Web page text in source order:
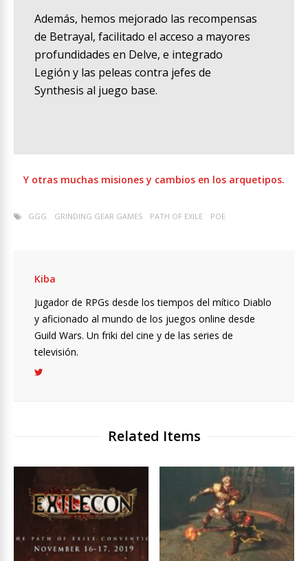
Además, hemos mejorado las recompensas
de Betrayal, facilitado el acceso a mayores
profundidades en Delve, e integrado
Legión y las peleas contra jefes de
Synthesis al juego base.
Y otras muchas misiones y cambios en los arquetipos.
GGG GRINDING GEAR GAMES PATH OF EXILE POE
Kiba
Jugador de RPGs desde los tiempos del mítico Diablo
y aficionado al mundo de los juegos online desde
Guild Wars. Un friki del cine y de las series de
televisión.
Related Items